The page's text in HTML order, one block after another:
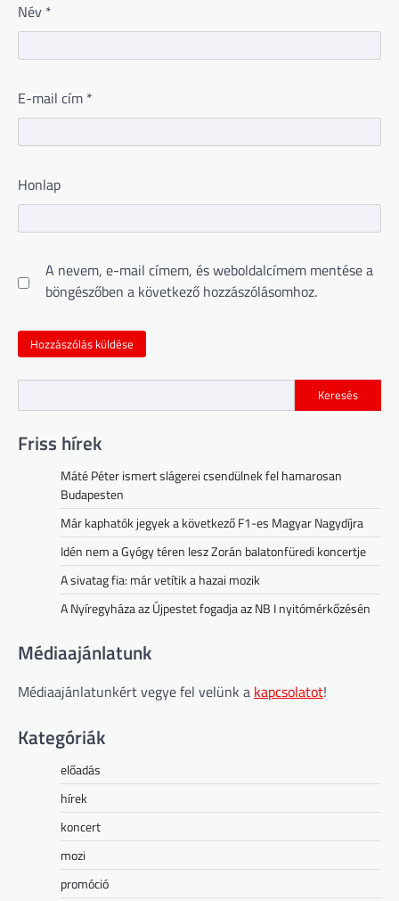
Név *
E-mail cím *
Honlap
A nevem, e-mail címem, és weboldalcímem mentése a
böngészőben a következő hozzászólásomhoz.
Keresés
Friss hírek
Máté Péter ismert slágerei csendülnek fel hamarosan
Budapesten
Már kaphatók jegyek a következő F1-es Magyar Nagydíjra
Idén nem a Gyógy téren lesz Zorán balatonfüredi koncertje
A sivatag fia: már vetítik a hazai mozik
A Nyíregyháza az Újpestet fogadja az NB I nyitómérkőzésén
Médiaajánlatunk
Médiaajánlatunkért vegye fel velünk a kapcsolatot!
Kategóriák
előadás
hírek
koncert
mozi
promóció